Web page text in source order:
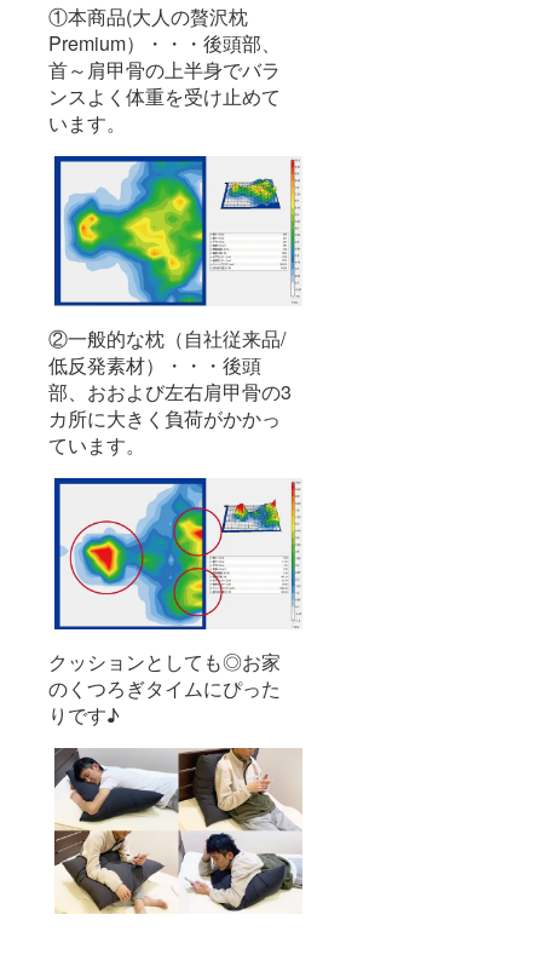
①本商品(大人の贅沢枕
Premium）・・・後頭部、
首～肩甲骨の上半身でバラ
ンスよく体重を受け止めて
います。
②一般的な枕（自社従来品/
低反発素材）・・・後頭
部、おおよび左右肩甲骨の3
カ所に大きく負荷がかかっ
ています。
クッションとしても◎お家
のくつろぎタイムにぴった
りです♪